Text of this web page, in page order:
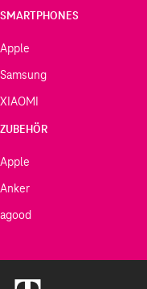
SMARTPHONES
Apple
Samsung
XIAOMI
ZUBEHÖR
Apple
Anker
agood